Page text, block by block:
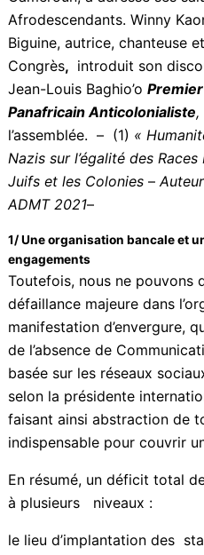
gardiens des valeurs
adressé ses salutations à
Winny Kaona,
chanteuse et marraine du
discours par un texte
Baghio’oPremier
Anticolonialiste,
– (1) « Humanité »
l’égalité des Races
2021–
1/ Une organisation bancale et
engagements
Toutefois, nous ne pouvons
défaillance majeure dans
manifestation d’envergure,
de l’absence de
basée sur les réseaux
selon la présidente
indispensable pour couvrir
enregistré à plusieurs